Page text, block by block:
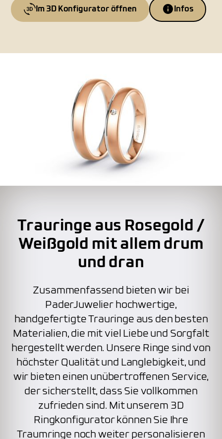
Im 3D Konfigurator öffnen Infos
Trauringe aus Rosegold /
Weißgold mit allem drum
und dran
Zusammenfassend bieten wir bei
PaderJuwelier hochwertige,
handgefertigte Trauringe aus den besten
Materialien, die mit viel Liebe und Sorgfalt
hergestellt werden. Unsere Ringe sind von
höchster Qualität und Langlebigkeit, und
wir bieten einen unübertroffenen Service,
der sicherstellt, dass Sie vollkommen
zufrieden sind. Mit unserem 3D
Ringkonfigurator können Sie Ihre
Traumringe noch weiter personalisieren